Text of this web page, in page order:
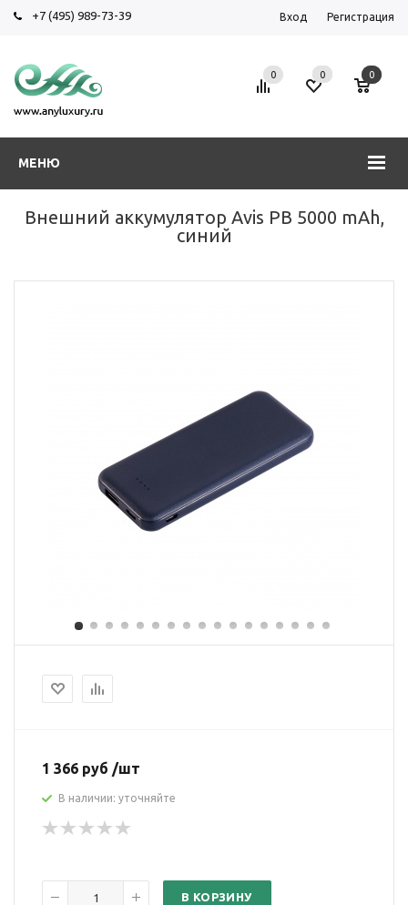
+7 (495) 989-73-39 Вход Регистрация
МЕНЮ
0 0 0
Внешний аккумулятор Avis PB 5000 mAh,
синий
1 366 руб /шт
В наличии: уточняйте
В КОРЗИНУ